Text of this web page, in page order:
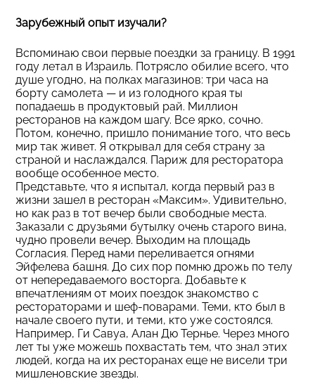
Зарубежный опыт изучали?
Вспоминаю свои первые поездки за границу. В 1991
году летал в Израиль. Потрясло обилие всего, что
душе угодно, на полках магазинов: три часа на
борту самолета — и из голодного края ты
попадаешь в продуктовый рай. Миллион
ресторанов на каждом шагу. Все ярко, сочно.
Потом, конечно, пришло понимание того, что весь
мир так живет. Я открывал для себя страну за
страной и наслаждался. Париж для ресторатора
вообще особенное место.
Представьте, что я испытал, когда первый раз в
жизни зашел в ресторан «Максим». Удивительно,
но как раз в тот вечер были свободные места.
Заказали с друзьями бутылку очень старого вина,
чудно провели вечер. Выходим на площадь
Согласия. Перед нами переливается огнями
Эйфелева башня. До сих пор помню дрожь по телу
от непередаваемого восторга. Добавьте к
впечатлениям от моих поездок знакомство с
рестораторами и шеф-поварами. Теми, кто был в
начале своего пути, и теми, кто уже состоялся.
Например, Ги Савуа, Алан Дю Тернье. Через много
лет ты уже можешь похвастать тем, что знал этих
людей, когда на их ресторанах еще не висели три
мишленовские звезды.